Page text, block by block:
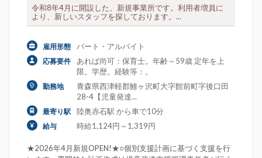
令和8年4月に開設した、新規事業所です。利用者増員に
より、新しいスタッフを探しております。...
雇用形態 パート・アルバイト
応募要件
あれば尚可：保育士。年齢～59歳 定年を上
限。学歴。経験等：。
勤務地
青森県西津軽郡鯵ヶ沢町大字館前町字後口田
28-4【児童発達...
最寄り駅 陸奥赤石駅 から車で10分
給与 時給1,124円～1,319円
★2026年4月新規OPEN!★○個別支援計画に基づく支援を行